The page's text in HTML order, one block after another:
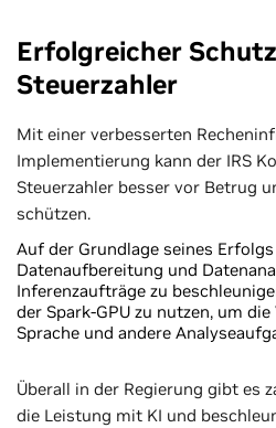
Erfolgreicher
Steuerzahler
Mit einer verbesserten
Implementierung kann der IRS
Steuerzahler besser vor Betrug
schützen.
Auf der Grundlage seines
Datenaufbereitung und
Inferenzaufträge zu
der Spark-GPU zu nutzen, um
Sprache und andere
Überall in der Regierung gibt es
die Leistung mit KI und